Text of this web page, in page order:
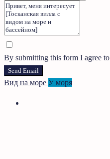
By submitting this form I agree to
Send Email
Вид на море У моря